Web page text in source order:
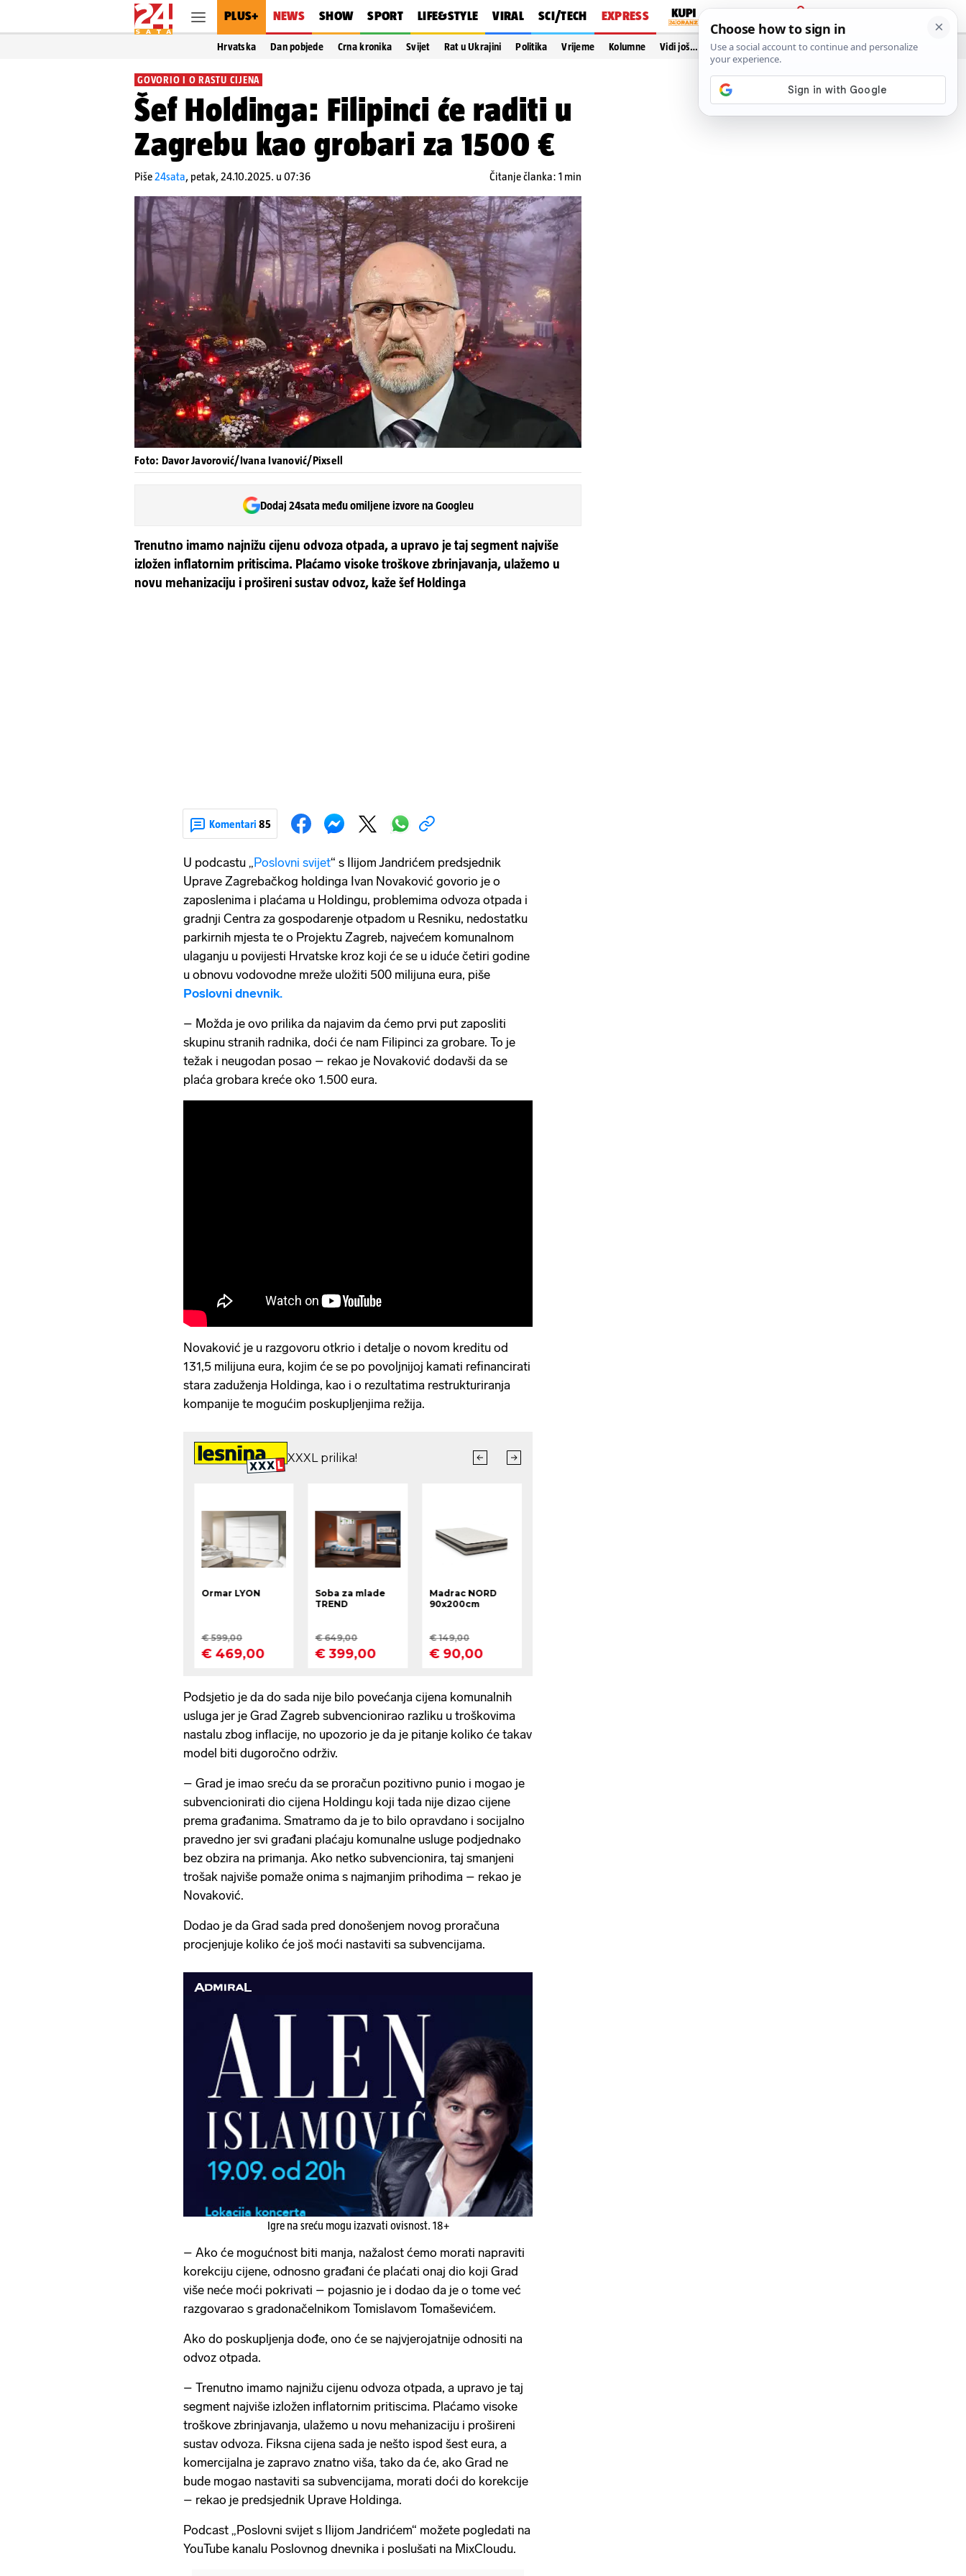
PLUS+ NEWS SHOW SPORT LIFE&STYLE VIRAL SCI/TECH EXPRESS
PRIJAVA
Hrvatska Dan pobjede Crna kronika Svijet Rat u Ukrajini Politika Vrijeme Kolumne Vidi još…
GOVORIO I O RASTU CIJENA
Šef Holdinga: Filipinci će raditi u
Zagrebu kao grobari za 1500 €
Piše24sata, petak, 24.10.2025. u 07:36 Čitanje članka: 1 min
Foto: Davor Javorović/Ivana Ivanović/Pixsell
Dodaj 24sata među omiljene izvore na Googleu
Trenutno imamo najnižu cijenu odvoza otpada, a upravo je taj segment najviše
izložen inflatornim pritiscima. Plaćamo visoke troškove zbrinjavanja, ulažemo u
novu mehanizaciju i prošireni sustav odvoz, kaže šef Holdinga
Komentari 85
U podcastu „ Poslovni svijet“ s Ilijom Jandrićem predsjednik
Uprave Zagrebačkog holdinga Ivan Novaković govorio je o
zaposlenima i plaćama u Holdingu, problemima odvoza otpada i
gradnji Centra za gospodarenje otpadom u Resniku, nedostatku
parkirnih mjesta te o Projektu Zagreb, najvećem komunalnom
ulaganju u povijesti Hrvatske kroz koji će se u iduće četiri godine
u obnovu vodovodne mreže uložiti 500 milijuna eura, piše
Poslovni dnevnik.
– Možda je ovo prilika da najavim da ćemo prvi put zaposliti
skupinu stranih radnika, doći će nam Filipinci za grobare. To je
težak i neugodan posao – rekao je Novaković dodavši da se
plaća grobara kreće oko 1.500 eura.
Novaković je u razgovoru otkrio i detalje o novom kreditu od
131,5 milijuna eura, kojim će se po povoljnijoj kamati refinancirati
stara zaduženja Holdinga, kao i o rezultatima restrukturiranja
kompanije te mogućim poskupljenjima režija.
Podsjetio je da do sada nije bilo povećanja cijena komunalnih
usluga jer je Grad Zagreb subvencionirao razliku u troškovima
nastalu zbog inflacije, no upozorio je da je pitanje koliko će takav
model biti dugoročno održiv.
– Grad je imao sreću da se proračun pozitivno punio i mogao je
subvencionirati dio cijena Holdingu koji tada nije dizao cijene
prema građanima. Smatramo da je to bilo opravdano i socijalno
pravedno jer svi građani plaćaju komunalne usluge podjednako
bez obzira na primanja. Ako netko subvencionira, taj smanjeni
trošak najviše pomaže onima s najmanjim prihodima – rekao je
Novaković.
Dodao je da Grad sada pred donošenjem novog proračuna
procjenjuje koliko će još moći nastaviti sa subvencijama.
Igre na sreću mogu izazvati ovisnost. 18+
– Ako će mogućnost biti manja, nažalost ćemo morati napraviti
korekciju cijene, odnosno građani će plaćati onaj dio koji Grad
više neće moći pokrivati – pojasnio je i dodao da je o tome već
razgovarao s gradonačelnikom Tomislavom Tomaševićem.
Ako do poskupljenja dođe, ono će se najvjerojatnije odnositi na
odvoz otpada.
– Trenutno imamo najnižu cijenu odvoza otpada, a upravo je taj
segment najviše izložen inflatornim pritiscima. Plaćamo visoke
troškove zbrinjavanja, ulažemo u novu mehanizaciju i prošireni
sustav odvoza. Fiksna cijena sada je nešto ispod šest eura, a
komercijalna je zapravo znatno viša, tako da će, ako Grad ne
bude mogao nastaviti sa subvencijama, morati doći do korekcije
– rekao je predsjednik Uprave Holdinga.
Podcast „Poslovni svijet s Ilijom Jandrićem“ možete pogledati na
YouTube kanalu Poslovnog dnevnika i poslušati na MixCloudu.